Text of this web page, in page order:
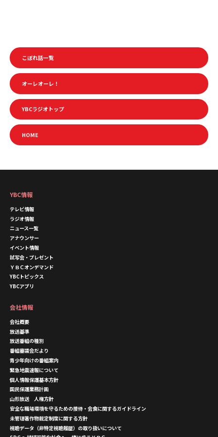
こぼれ話一覧
オーレオーレ！
YBCラジオトップ
HOME
YBC情報
テレビ情報
ラジオ情報
ニュース一覧
アナウンサー
イベント情報
試写会・プレゼント
ＹＢＣオンデマンド
YBCトピックス
YBCアプリ
会社情報
会社概要
放送基準
放送番組の種別
番組審議会だより
青少年向けの番組案内
緊急地震速報について
個人情報保護基本方針
国民保護業務計画
山形放送 人権方針
安全な職場環境を守るための接待・会食に関するガイドライン
未管理著作物裁定制度に関する方針
視聴データ（非特定視聴履歴）の取り扱いについて